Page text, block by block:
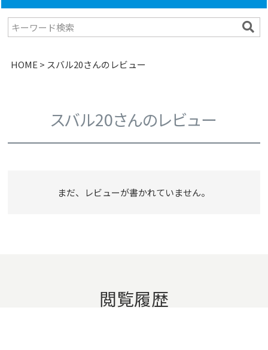
HOME スバル20さんのレビュー
スバル20さんのレビュー
まだ、レビューが書かれていません。
閲覧履歴